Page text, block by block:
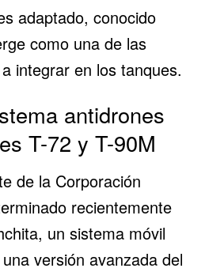
adaptado, conocido
como una de las
integrar en los tanques.
antidrones
T-72 y T-90M
de la Corporación
recientemente
un sistema móvil
versión avanzada del